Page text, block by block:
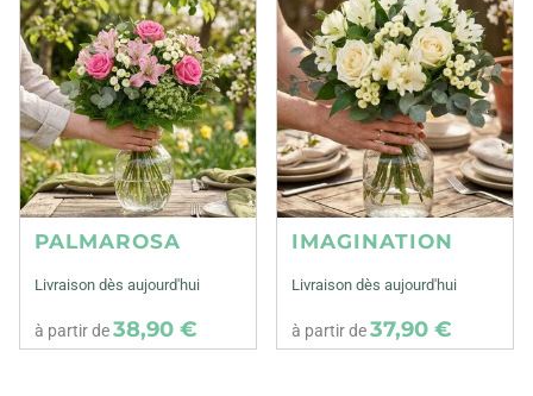
PALMAROSA
Livraison dès aujourd'hui
à partir de38,90 €
IMAGINATION
Livraison dès aujourd'hui
à partir de37,90 €